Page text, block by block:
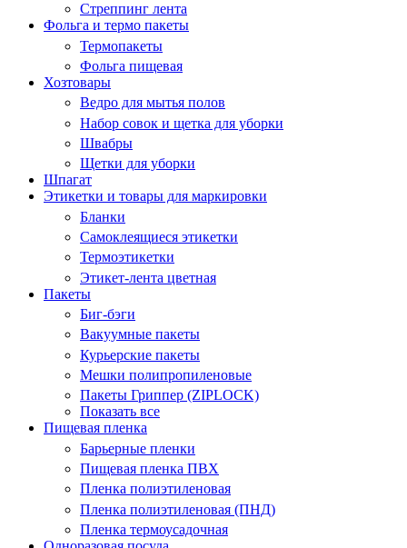
Стреппинг лента
Фольга и термо пакеты
Термопакеты
Фольга пищевая
Хозтовары
Ведро для мытья полов
Набор совок и щетка для уборки
Швабры
Щетки для уборки
Шпагат
Этикетки и товары для маркировки
Бланки
Самоклеящиеся этикетки
Термоэтикетки
Этикет-лента цветная
Пакеты
Биг-бэги
Вакуумные пакеты
Курьерские пакеты
Мешки полипропиленовые
Пакеты Гриппер (ZIPLOCK)
Показать все
Пищевая пленка
Барьерные пленки
Пищевая пленка ПВХ
Пленка полиэтиленовая
Пленка полиэтиленовая (ПНД)
Пленка термоусадочная